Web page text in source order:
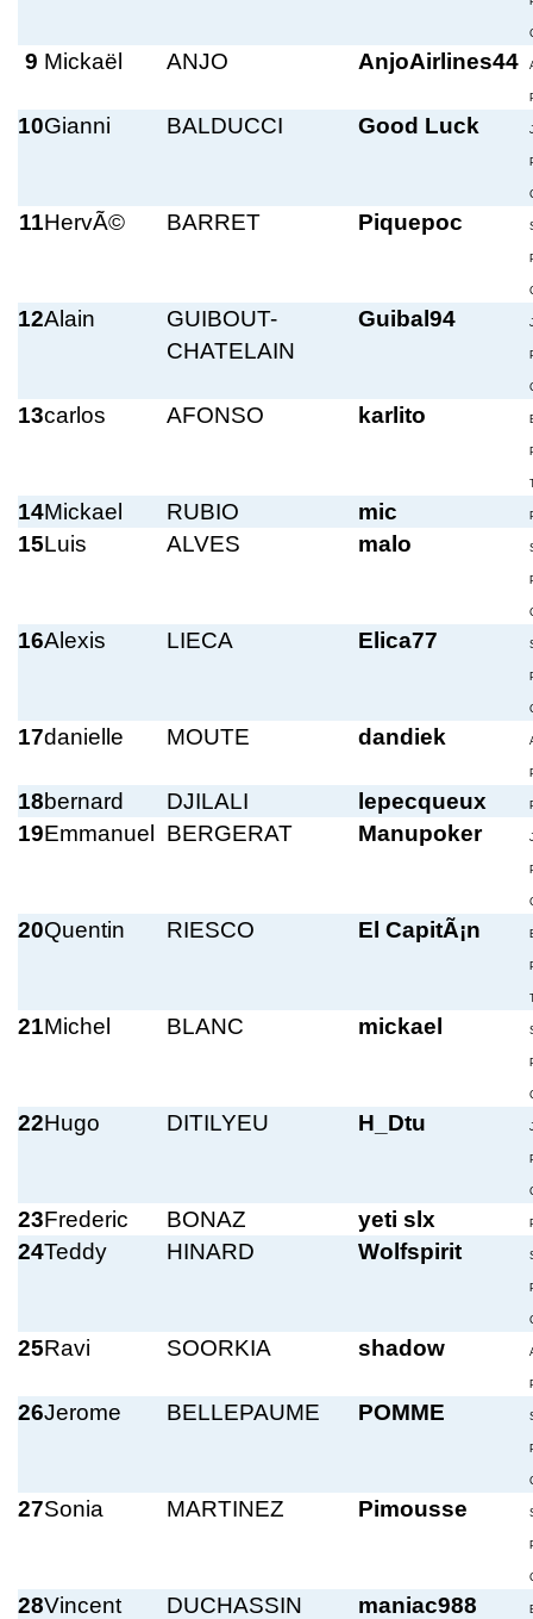
9 Mickaël ANJO AnjoAirlines44
10Gianni BALDUCCI Good Luck
11HervÃ© BARRET Piquepoc
12Alain
GUIBOUT-
CHATELAIN
Guibal94
13carlos AFONSO karlito
14Mickael RUBIO mic
15Luis ALVES malo
16Alexis LIECA Elica77
17danielle MOUTE dandiek
18bernard DJILALI lepecqueux
19Emmanuel BERGERAT Manupoker
20Quentin RIESCO El CapitÃ¡n
21Michel BLANC mickael
22Hugo DITILYEU H_Dtu
23Frederic BONAZ yeti slx
24Teddy HINARD Wolfspirit
25Ravi SOORKIA shadow
26Jerome BELLEPAUME POMME
27Sonia MARTINEZ Pimousse
28Vincent DUCHASSIN maniac988